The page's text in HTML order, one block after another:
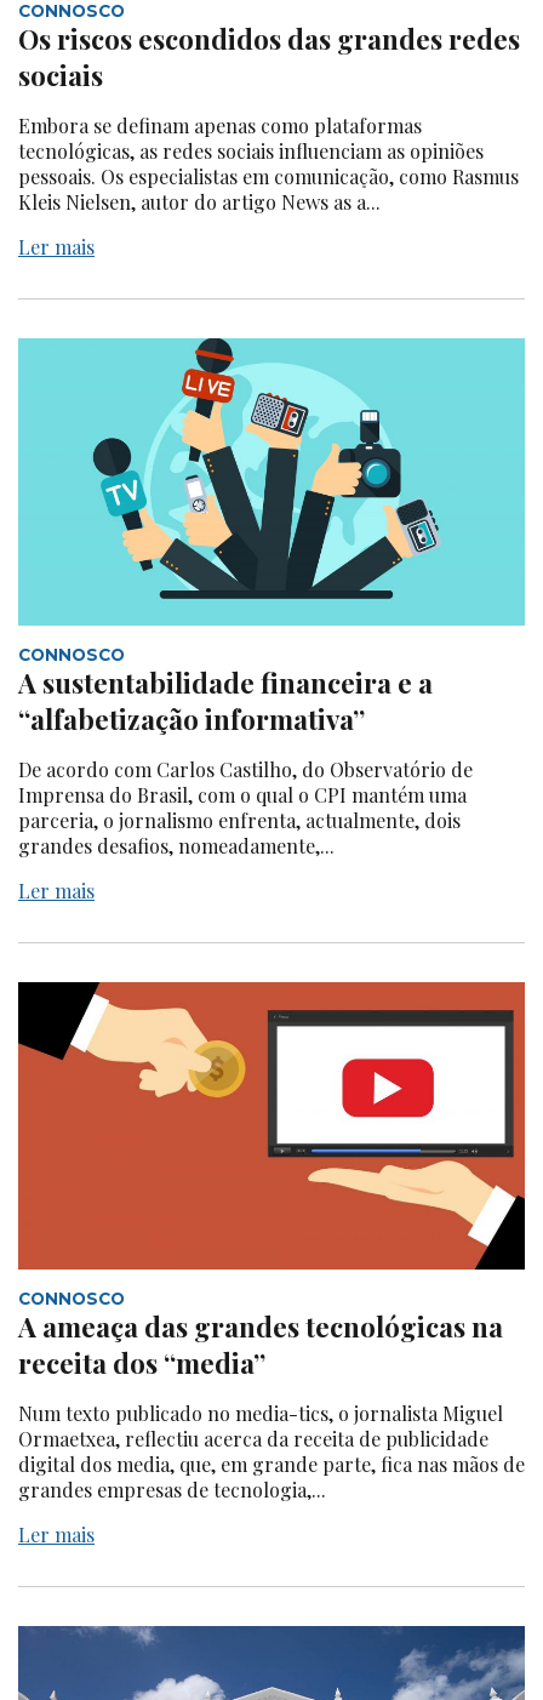
CONNOSCO
Os riscos escondidos das grandes redes
sociais
Embora se definam apenas como plataformas
tecnológicas, as redes sociais influenciam as opiniões
pessoais. Os especialistas em comunicação, como Rasmus
Kleis Nielsen, autor do artigo News as a...
Ler mais
CONNOSCO
A sustentabilidade financeira e a
“alfabetização informativa”
De acordo com Carlos Castilho, do Observatório de
Imprensa do Brasil, com o qual o CPI mantém uma
parceria, o jornalismo enfrenta, actualmente, dois
grandes desafios, nomeadamente,...
Ler mais
CONNOSCO
A ameaça das grandes tecnológicas na
receita dos “media”
Num texto publicado no media-tics, o jornalista Miguel
Ormaetxea, reflectiu acerca da receita de publicidade
digital dos media, que, em grande parte, fica nas mãos de
grandes empresas de tecnologia,...
Ler mais